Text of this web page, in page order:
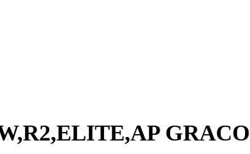
GRACO